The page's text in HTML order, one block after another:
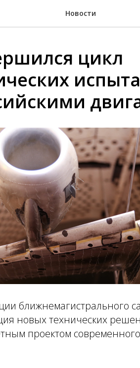
Новости
цикл
ближнемагистрального
новых технических
проектом